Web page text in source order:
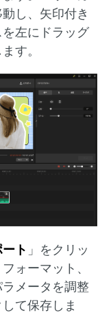
し、矢印付き
左にドラッグ
す。
ト 」をクリッ
ォーマット、
メータを調整
て保存しま